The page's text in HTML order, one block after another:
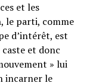
et les
le parti, comme
d’intérêt, est
et donc
» lui
incarner le